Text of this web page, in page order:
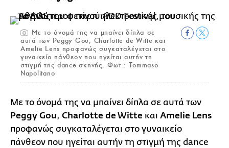
Με το όνομά της να μπαίνει δίπλα σε
αυτά των Peggy Gou, Charlotte de Witte και
Amelie Lens προφανώς συγκαταλέγεται στο
γυναικείο πάνθεον που ηγείται αυτήν τη
στιγμή της dance σκηνής. Φωτ.: Tommaso
Napolitano
Με το όνομά της να μπαίνει δίπλα σε αυτά των
Peggy Gou, Charlotte de Witte και Amelie Lens
προφανώς συγκαταλέγεται στο γυναικείο
πάνθεον που ηγείται αυτήν τη στιγμή της dance